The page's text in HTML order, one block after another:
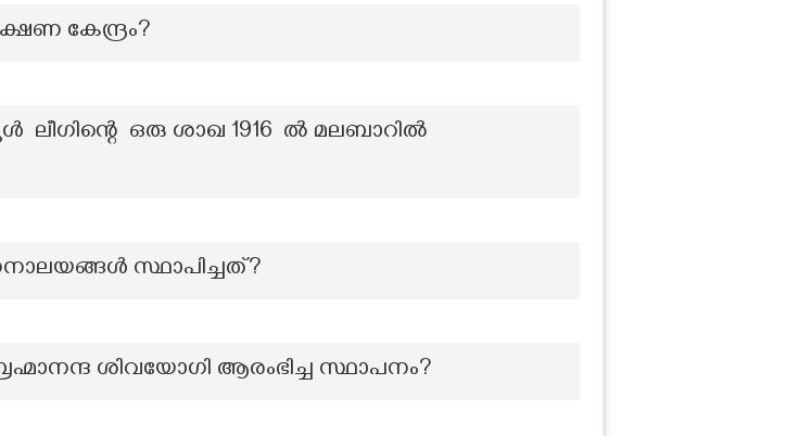
കേന്ദ്രം?
ഒരു ശാഖ 1916 ൽ മലബാറിൽ
സ്ഥാപിച്ചത്?
ശിവയോഗി ആരംഭിച്ച സ്ഥാപനം?